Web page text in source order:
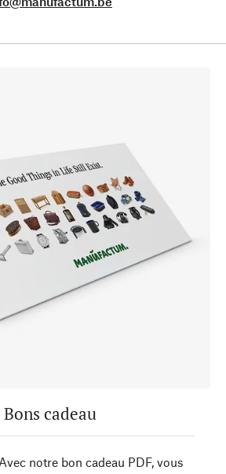
Bons cadeau
notre bon cadeau PDF, vous